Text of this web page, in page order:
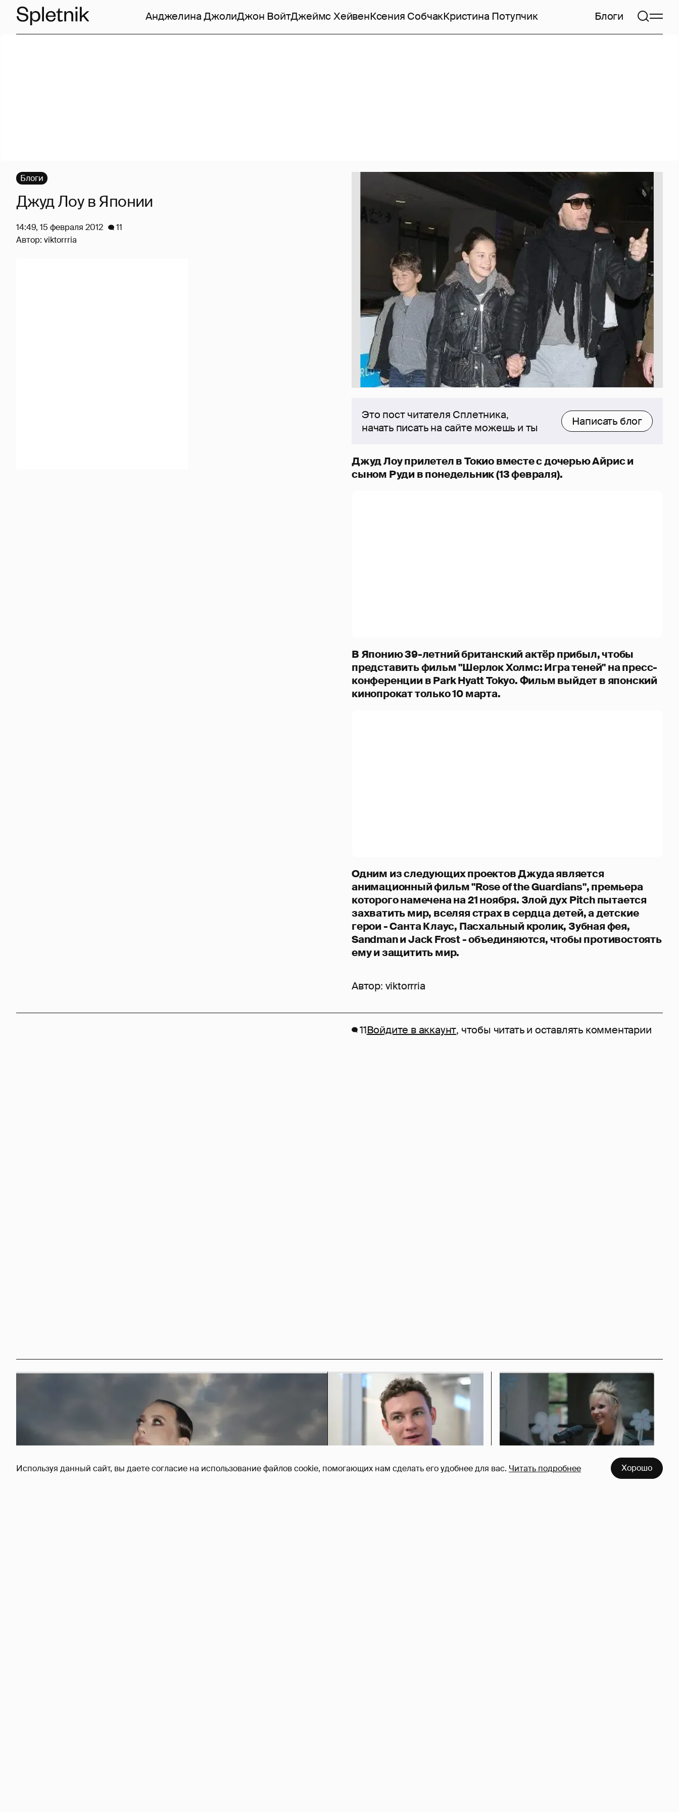
Используя данный сайт, вы даете согласие на использование файлов cookie, помогающих нам сделать его удобнее для вас. Читать подробнее Хорошо
Анджелина ДжолиДжон ВойтДжеймс ХейвенКсения СобчакКристина Потупчик Блоги
Это пост читателя Сплетника,
начать писать на сайте можешь и ты
Написать блог
Джуд Лоу прилетел в Токио вместе с дочерью Айрис и
сыном Руди в понедельник (13 февраля).
В Японию 39-летний британский актёр прибыл, чтобы
представить фильм "Шерлок Холмс: Игра теней" на пресс-
конференции в Park Hyatt Tokyo. Фильм выйдет в японский
кинопрокат только 10 марта.
Одним из следующих проектов Джуда является
анимационный фильм "Rose of the Guardians", премьера
которого намечена на 21 ноября. Злой дух Pitch пытается
захватить мир, вселяя страх в сердца детей, а детские
герои - Санта Клаус, Пасхальный кролик, Зубная фея,
Sandman и Jack Frost - объединяются, чтобы противостоять
ему и защитить мир.
Автор: viktorrria
Блоги
Джуд Лоу в Японии
14:49, 15 февраля 2012
11
Автор: viktorrria
11Войдите в аккаунт, чтобы читать и оставлять комментарии